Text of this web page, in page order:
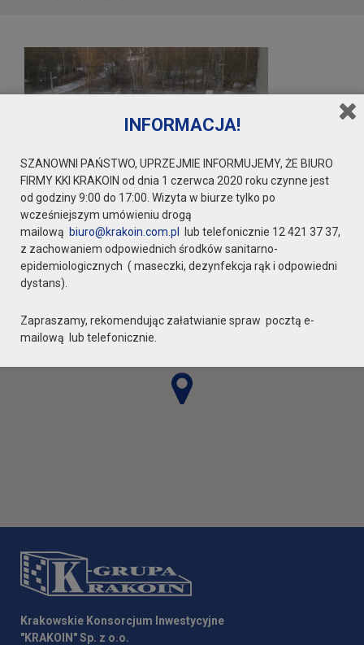
Krakowskie Konsorcjum Inwestycyjne
"KRAKOIN" Sp. z o.o.
INFORMACJA!
SZANOWNI PAŃSTWO, UPRZEJMIE INFORMUJEMY, ŻE BIURO
FIRMY KKI KRAKOIN od dnia 1 czerwca 2020 roku czynne jest
od godziny 9:00 do 17:00. Wizyta w biurze tylko po
wcześniejszym umówieniu drogą
mailową biuro@krakoin.com.pl
lub telefonicznie 12 421 37 37,
z zachowaniem odpowiednich środków sanitarno-
epidemiologicznych ( maseczki, dezynfekcja rąk i odpowiedni
dystans).
Zapraszamy, rekomendując załatwianie spraw pocztą e-
mailową lub telefonicznie.